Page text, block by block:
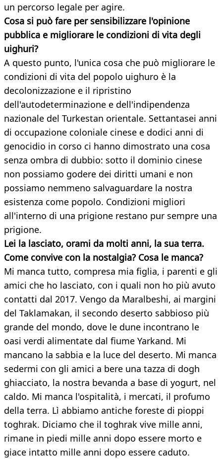
un percorso legale per agire.
Cosa si può fare per sensibilizzare l'opinione
pubblica e migliorare le condizioni di vita degli
uighuri?
A questo punto, l'unica cosa che può migliorare le
condizioni di vita del popolo uighuro è la
decolonizzazione e il ripristino
dell'autodeterminazione e dell'indipendenza
nazionale del Turkestan orientale. Settantasei anni
di occupazione coloniale cinese e dodici anni di
genocidio in corso ci hanno dimostrato una cosa
senza ombra di dubbio: sotto il dominio cinese
non possiamo godere dei diritti umani e non
possiamo nemmeno salvaguardare la nostra
esistenza come popolo. Condizioni migliori
all'interno di una prigione restano pur sempre una
prigione.
Lei la lasciato, orami da molti anni, la sua terra.
Come convive con la nostalgia? Cosa le manca?
Mi manca tutto, compresa mia figlia, i parenti e gli
amici che ho lasciato, con i quali non ho più avuto
contatti dal 2017. Vengo da Maralbeshi, ai margini
del Taklamakan, il secondo deserto sabbioso più
grande del mondo, dove le dune incontrano le
oasi verdi alimentate dal fiume Yarkand. Mi
mancano la sabbia e la luce del deserto. Mi manca
sedermi con gli amici a bere una tazza di dogh
ghiacciato, la nostra bevanda a base di yogurt, nel
caldo. Mi manca l'ospitalità, i mercati, il profumo
della terra. Lì abbiamo antiche foreste di pioppi
toghrak. Diciamo che il toghrak vive mille anni,
rimane in piedi mille anni dopo essere morto e
giace intatto mille anni dopo essere caduto.